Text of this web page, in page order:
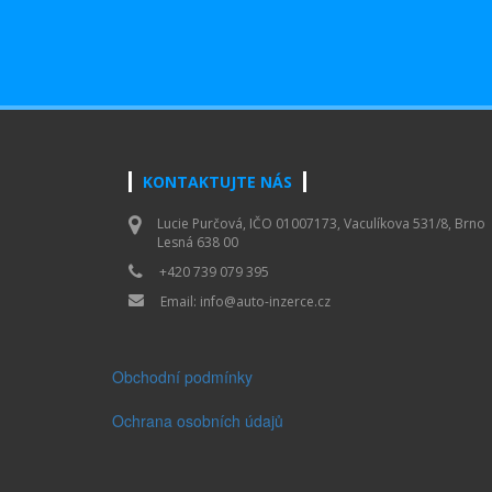
KONTAKTUJTE NÁS
Lucie Purčová, IČO 01007173, Vaculíkova 531/8, Brno
Lesná 638 00
+420 739 079 395
Email: info@auto-inzerce.cz
Obchodní podmínky
Ochrana osobních údajů